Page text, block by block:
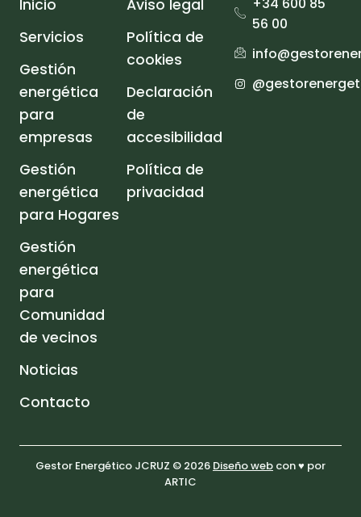
Inicio
Servicios
Gestión
energética
para
empresas
Gestión
energética
para Hogares
Gestión
energética
para
Comunidad
de vecinos
Noticias
Contacto
Aviso legal
Política de
cookies
Declaración
de
accesibilidad
Política de
privacidad
+34 600 85
56 00
Gestor Energético JCRUZ © 2026 Diseño web con ♥️ por
ARTIC